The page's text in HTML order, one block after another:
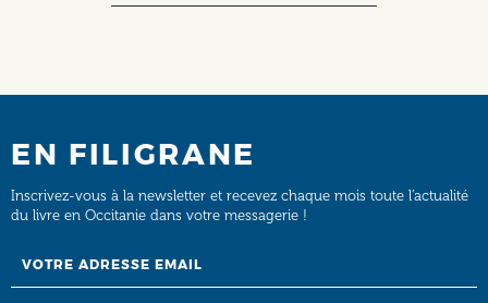
EN FILIGRANE
Inscrivez-vous à la newsletter et recevez chaque mois toute l’actualité
du livre en Occitanie dans votre messagerie !